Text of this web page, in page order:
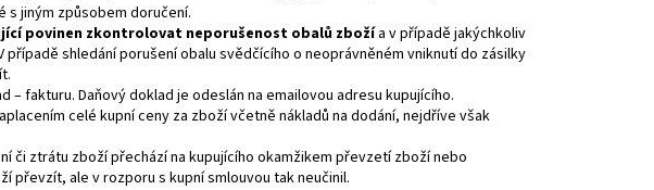
s jiným způsobem doručení.
povinen zkontrolovat neporušenost obalů zbožía v případě jakýchkoliv
shledání porušení obalu svědčícího o neoprávněném vniknutí do zásilky
– fakturu. Daňový doklad je odeslán na emailovou adresu kupujícího.
celé kupní ceny za zboží včetně nákladů na dodání, nejdříve však
či ztrátu zboží přechází na kupujícího okamžikem převzetí zboží nebo
převzít, ale v rozporu s kupní smlouvou tak neučinil.